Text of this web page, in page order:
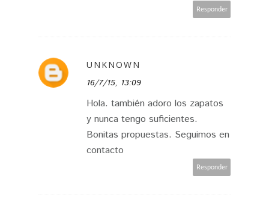
Responder
UNKNOWN
16/7/15, 13:09
Hola. también adoro los zapatos
y nunca tengo suficientes.
Bonitas propuestas. Seguimos en
contacto
Responder